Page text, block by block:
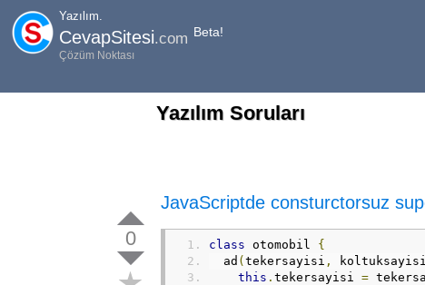
Yazılım.
CevapSitesi.com Beta!
Çözüm Noktası
Yazılım Soruları
0
JavaScriptde consturctorsuz
class otomobil {
  ad
( tekersayisi , koltuksayisi
this . tekersayisi =